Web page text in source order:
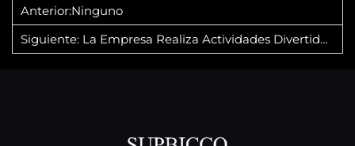
Anterior:Ninguno
Siguiente: La Empresa Realiza Actividades Divertidas Para Celebrar El Día Nacional